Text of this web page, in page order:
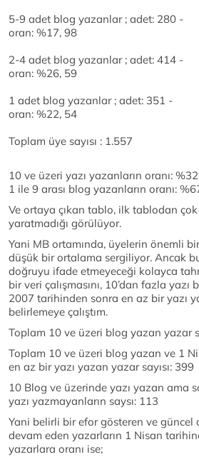
5-9 adet blog yazanlar ; adet: 280 -
oran: %17, 98
2-4 adet blog yazanlar ; adet: 414 -
oran: %26, 59
1 adet blog yazanlar ; adet: 351 -
oran: %22, 54
Toplam üye sayısı : 1.557
10 ve üzeri yazı yazanların oranı:
1 ile 9 arası blog yazanların oranı:
Ve ortaya çıkan tablo, ilk tablodan
yaratmadığı görülüyor.
Yani MB ortamında, üyelerin önemli
düşük bir ortalama sergiliyor. Ancak
doğruyu ifade etmeyeceği kolayca
bir veri çalışmasını, 10’dan fazla
2007 tarihinden sonra en az bir yazı
belirlemeye çalıştım.
Toplam 10 ve üzeri blog yazan yazar
Toplam 10 ve üzeri blog yazan ve 1
en az bir yazı yazan yazar sayısı: 399
10 Blog ve üzerinde yazı yazan ama
yazı yazmayanların saysı: 113
Yani belirli bir efor gösteren ve güncel
devam eden yazarların 1 Nisan
yazarlara oranı ise;